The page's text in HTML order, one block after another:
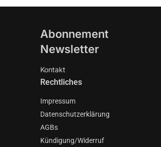
Abonnement
Newsletter
Kontakt
Rechtliches
Impressum
Datenschutzerklärung
AGBs
Kündigung/Widerruf